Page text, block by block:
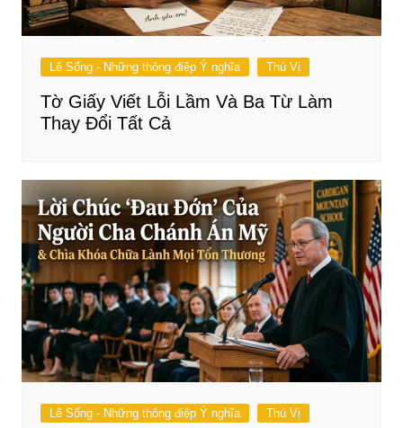
Lẽ Sống - Những thông điệp Ý nghĩa Thú Vị
Tờ Giấy Viết Lỗi Lầm Và Ba Từ Làm
Thay Đổi Tất Cả
Lẽ Sống - Những thông điệp Ý nghĩa
Thú Vị